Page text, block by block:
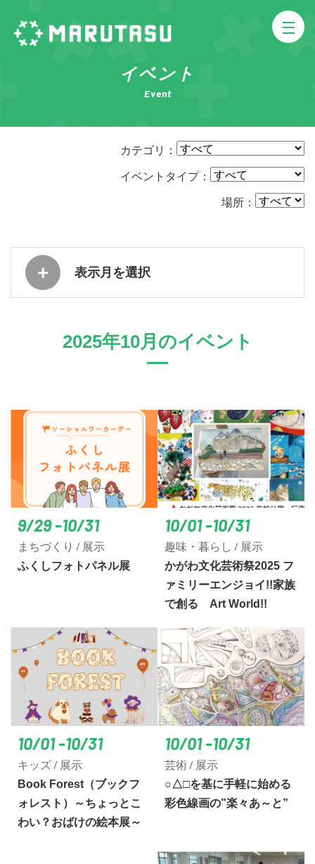
イベント
Event
カテゴリ：
イベントタイプ：
場所：
表示月を選択
2025年10月のイベント
9/29 -10/31
まちづくり / 展示
ふくしフォトパネル展
10/01 -10/31
趣味・暮らし / 展示
かがわ文化芸術祭2025 フ
ァミリーエンジョイ!!家族
で創る Art World!!
10/01 -10/31
キッズ / 展示
Book Forest（ブックフ
ォレスト）～ちょっとこ
わい？おばけの絵本展～
10/01 -10/31
芸術 / 展示
○△□を基に手軽に始める
彩色線画の”楽々あ～と”